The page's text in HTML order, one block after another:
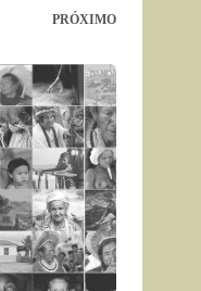
PRÓXIMO